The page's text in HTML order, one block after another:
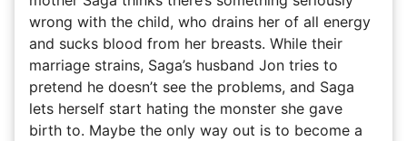
wrong with the child, who drains her of all energy
and sucks blood from her breasts. While their
marriage strains, Saga’s husband Jon tries to
pretend he doesn’t see the problems, and Saga
lets herself start hating the monster she gave
birth to. Maybe the only way out is to become a